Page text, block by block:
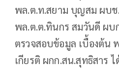
พล.ต.ท.สยาม บุญสม ผบช.
พล.ต.ต.ทินกร สมวันดี ผบ
ตรวจสอบข้อมูล เบื้องต้น
เกียรติ ผกก.สน.สุทธิสาร